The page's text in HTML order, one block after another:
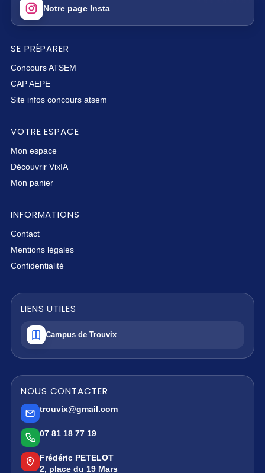
Notre page Insta
SE PRÉPARER
Concours ATSEM
CAP AEPE
Site infos concours atsem
VOTRE ESPACE
Mon espace
Découvrir VixIA
Mon panier
INFORMATIONS
Contact
Mentions légales
Confidentialité
LIENS UTILES
Campus de Trouvix
NOUS CONTACTER
trouvix@gmail.com
07 81 18 77 19
Frédéric PETELOT
2, place du 19 Mars